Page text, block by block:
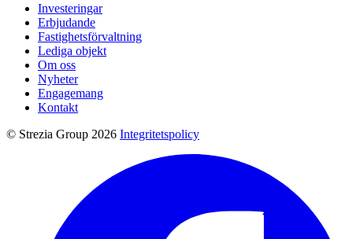
Investeringar
Erbjudande
Fastighetsförvaltning
Lediga objekt
Om oss
Nyheter
Engagemang
Kontakt
© Strezia Group 2026 Integritetspolicy